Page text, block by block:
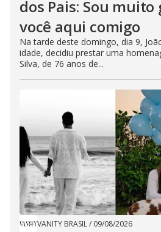
dos Pais: Sou
você aqui comigo
Na tarde deste domingo, dia 9,
idade, decidiu prestar uma
Silva, de 76 anos de...
VANITY BRASIL/ 09/08/2026